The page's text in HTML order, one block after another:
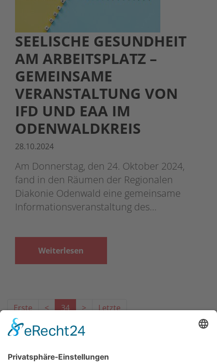
SEELISCHE GESUNDHEIT
AM ARBEITSPLATZ –
GEMEINSAME
VERANSTALTUNG VON
IFD UND EAA IM
ODENWALDKREIS
28.10.2024
Am Donnerstag, den 24. Oktober 2024,
fand in den Räumen der Regionalen
Diakonie Odenwald eine gemeinsame
Informationsveranstaltung des…
Weiterlesen
Erste < 34 > Letzte
Das Projekt zur Implementierung der Einheitlichen